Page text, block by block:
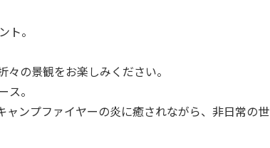
。
の景観をお楽しみください。
。
ンプファイヤーの炎に癒されながら、非日常の世